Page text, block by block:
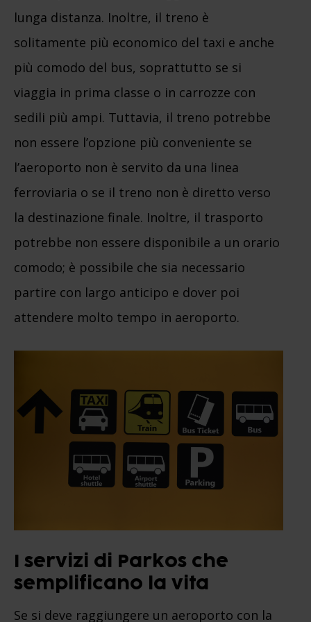
lunga distanza. Inoltre, il treno è
solitamente più economico del taxi e anche
più comodo del bus, soprattutto se si
viaggia in prima classe o in carrozze con
sedili più ampi. Tuttavia, il treno potrebbe
non essere l’opzione più conveniente se
l’aeroporto non è servito da una linea
ferroviaria o se il treno non è diretto verso
la destinazione finale. Inoltre, il trasporto
potrebbe non essere disponibile a un orario
comodo; è possibile che sia necessario
partire con largo anticipo e dover poi
attendere molto tempo in aeroporto.
I servizi di Parkos che
semplificano la vita
Se si deve raggiungere un aeroporto con la